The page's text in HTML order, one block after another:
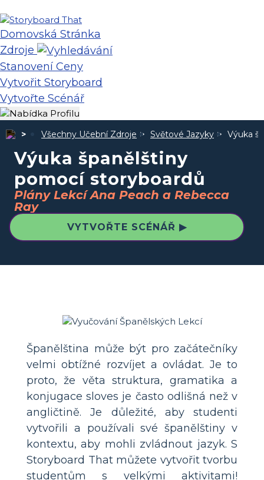
Domovská Stránka
Zdroje
Stanovení Ceny
Vytvořit Storyboard
Vytvořte Scénář
Všechny Učební Zdroje Světové Jazyky Výuka
Výuka španělštiny
pomocí storyboardů
Plány Lekcí Ana Peach a Rebecca
Ray
VYTVOŘTE SCÉNÁŘ ▶
Španělština může být pro začátečníky
velmi obtížné rozvíjet a ovládat. Je to
proto, že věta struktura, gramatika a
konjugace sloves je často odlišná než v
angličtině. Je důležité, aby studenti
vytvořili a používali své španělštiny v
kontextu, aby mohli zvládnout jazyk. S
Storyboard That můžete vytvořit tvorbu
studentům s velkými aktivitami!